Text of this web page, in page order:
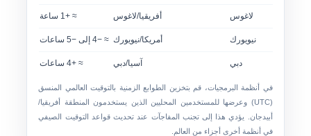
لاغوس أفريقيا/لاغوس ≈ +1 ساعة
نيويورك أمريكا/نيويورك ≈ −4 إلى −5 ساعات
دبي آسيا/دبي ≈ +4 ساعات
في أنظمة البرمجيات، قم بتخزين الطوابع الزمنية بالتوقيت العالمي المنسق
(UTC) وعرضها للمستخدمين المحليين الذين يستخدمون المنطقة
أفريقيا/
أبيدجان . يؤدي هذا إلى تجنب المفاجآت عند تحديث قواعد التوقيت الصيفي
في أنظمة أخرى أجزاء من العالم.